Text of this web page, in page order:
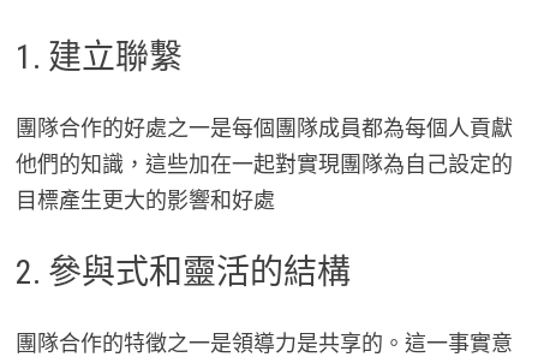
1. 建立聯繫
團隊合作的好處之一是每個團隊成員都為每個人貢獻
他們的知識，這些加在一起對實現團隊為自己設定的
目標產生更大的影響和好處
2. 參與式和靈活的結構
團隊合作的特徵之一是領導力是共享的。這一事實意